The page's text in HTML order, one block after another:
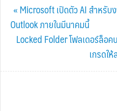
Previous
Post:
« Microsoft เปิดตัว AI สำหรับ
Outlook ภายในมีนาคมนี้
Next
Locked Folder โฟลเดอร์ล็อ
เกรดใ